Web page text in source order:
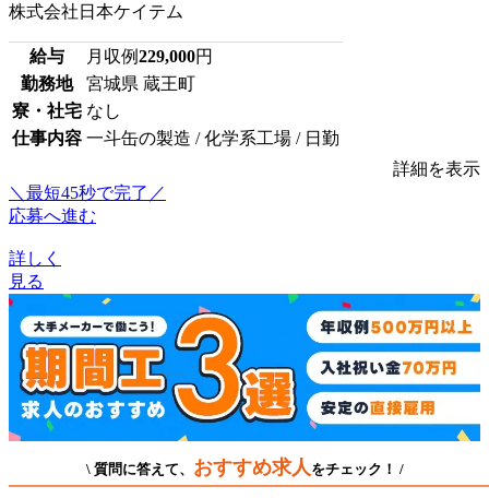
株式会社日本ケイテム
給与 月収例229,000円
勤務地
宮城県 蔵王町
寮・社宅 なし
仕事内容 一斗缶の製造 / 化学系工場 / 日勤
詳細を表示
＼最短45秒で完了／
応募へ進む
詳しく
見る
\ 質問に答えて、 おすすめ求人 をチェック！ /